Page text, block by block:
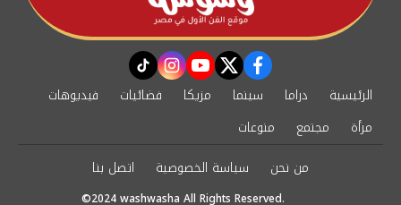
facebook
twitter
youtube
instagram
tiktok
الرئيسية دراما سينما مزيكا فضائيات
فيديوهات
مرأة
مجتمع
منوعات
من نحن
سياسة الخصوصية اتصل بنا
©2024 washwasha All Rights Reserved.